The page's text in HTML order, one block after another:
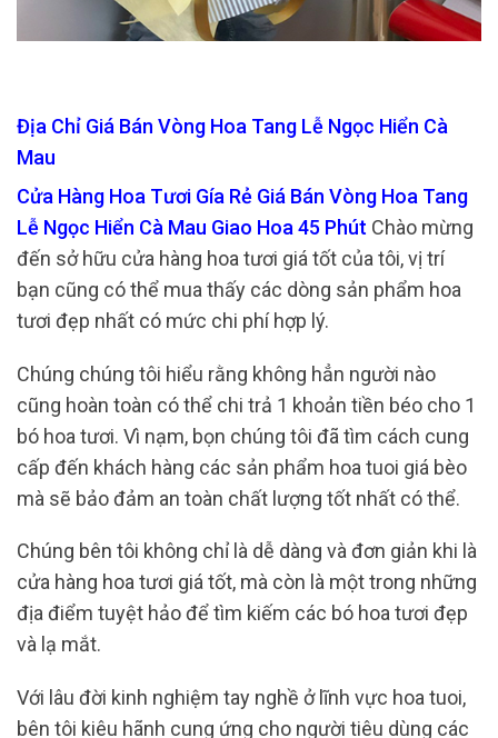
Địa Chỉ Giá Bán Vòng Hoa Tang Lễ Ngọc Hiển Cà
Mau
Cửa Hàng Hoa Tươi Gía Rẻ Giá Bán Vòng Hoa Tang
Lễ Ngọc Hiển Cà Mau Giao Hoa 45 Phút Chào mừng
đến sở hữu cửa hàng hoa tươi giá tốt của tôi, vị trí
bạn cũng có thể mua thấy các dòng sản phẩm hoa
tươi đẹp nhất có mức chi phí hợp lý.
Chúng chúng tôi hiểu rằng không hẳn người nào
cũng hoàn toàn có thể chi trả 1 khoản tiền béo cho 1
bó hoa tươi. Vì nạm, bọn chúng tôi đã tìm cách cung
cấp đến khách hàng các sản phẩm hoa tuoi giá bèo
mà sẽ bảo đảm an toàn chất lượng tốt nhất có thể.
Chúng bên tôi không chỉ là dễ dàng và đơn giản khi là
cửa hàng hoa tươi giá tốt, mà còn là một trong những
địa điểm tuyệt hảo để tìm kiếm các bó hoa tươi đẹp
và lạ mắt.
Với lâu đời kinh nghiệm tay nghề ở lĩnh vực hoa tuoi,
bên tôi kiêu hãnh cung ứng cho người tiêu dùng các